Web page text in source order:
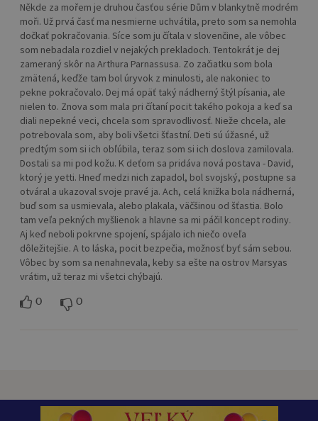
Někde za mořem je druhou časťou série Dům v blankytně modrém
moři. Už prvá časť ma nesmierne uchvátila, preto som sa nemohla
dočkať pokračovania. Síce som ju čítala v slovenčine, ale vôbec
som nebadala rozdiel v nejakých prekladoch. Tentokrát je dej
zameraný skôr na Arthura Parnassusa. Zo začiatku som bola
zmätená, keďže tam bol úryvok z minulosti, ale nakoniec to
pekne pokračovalo. Dej má opäť taký nádherný štýl písania, ale
nielen to. Znova som mala pri čítaní pocit takého pokoja a keď sa
diali nepekné veci, chcela som spravodlivosť. Nieže chcela, ale
potrebovala som, aby boli všetci šťastní. Deti sú úžasné, už
predtým som si ich obľúbila, teraz som si ich doslova zamilovala.
Dostali sa mi pod kožu. K deťom sa pridáva nová postava - David,
ktorý je yetti. Hneď medzi nich zapadol, bol svojský, postupne sa
otváral a ukazoval svoje pravé ja. Ach, celá knižka bola nádherná,
buď som sa usmievala, alebo plakala, väčšinou od šťastia. Bolo
tam veľa pekných myšlienok a hlavne sa mi páčil koncept rodiny.
Aj keď neboli pokrvne spojení, spájalo ich niečo oveľa
dôležitejšie. A to láska, pocit bezpečia, možnosť byť sám sebou.
Vôbec by som sa nenahnevala, keby sa ešte na ostrov Marsyas
vrátim, už teraz mi všetci chýbajú.
0 0